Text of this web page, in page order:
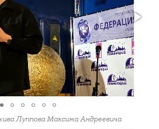
Луппова Максима Андреевича